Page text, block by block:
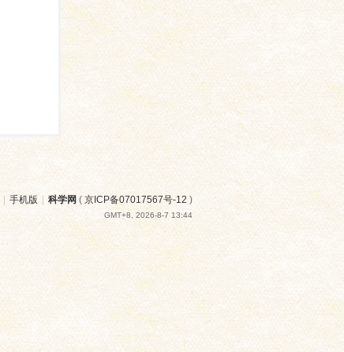
| 手机版 | 科学网 ( 京ICP备07017567号-12 )
GMT+8, 2026-8-7 13:44